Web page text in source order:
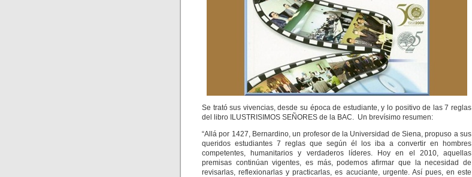
Se trató sus vivencias, desde su época de estudiante, y lo positivo de las 7 reglas
del libro ILUSTRISIMOS SEÑORES de la BAC. Un brevísimo resumen:
“Allá por 1427, Bernardino, un profesor de la Universidad de Siena, propuso a sus
queridos estudiantes 7 reglas que según él los iba a convertir en hombres
competentes, humanitarios y verdaderos líderes. Hoy en el 2010, aquellas
premisas continúan vigentes, es más, podemos afirmar que la necesidad de
revisarlas, reflexionarlas y practicarlas, es acuciante, urgente. Así pues, en este